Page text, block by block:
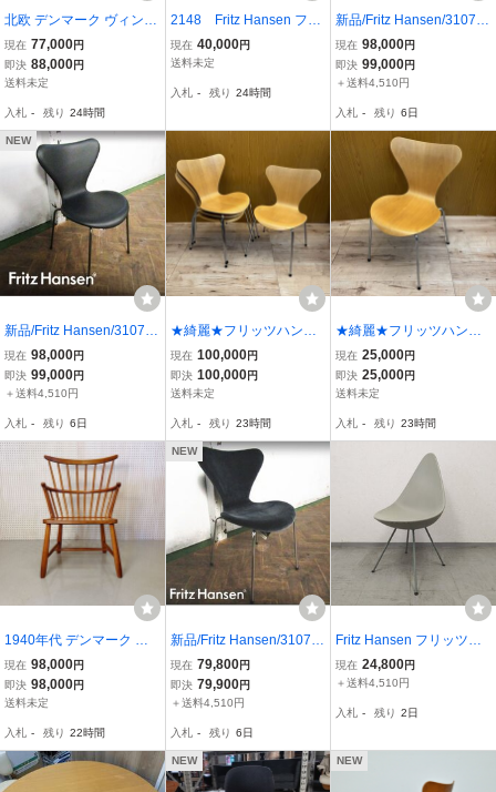
北欧 デンマーク ヴィンテ
ージ Fritz Hansen フリッ
ツハンセン アルネ ヤコブ
セン セブンチェア アーム
現在 77,000円
即決 88,000円
送料未定
入札 - 残り 24時間
2148 Fritz Hansen フリ
ッツハンセン セブンチ
ェア フロントパディン
品
現在 40,000円
送料未定
入札 - 残り 24時間
新品/Fritz Hansen/3107
セブンチェア/Full Paddin
g/エッセンシャルレザー/b
lack/本革/アルネ・ヤコブ
7.4万/st258k
現在 98,000円
即決 99,000円
＋送料4,510円
入札 - 残り 6日
NEW
新品/Fritz Hansen/3107
セブンチェア/Full Paddin
g/エッセンシャルレザー/b
lack/本革/アルネ・ヤコブ
7.4万/st260k
現在 98,000円
即決 99,000円
＋送料4,510円
入札 - 残り 6日
★綺麗★フリッツハンセ
ン★4脚セット★セブンチ
ェア★北欧★ヤコブセン
★デザイナーズ家具★Frit
(W357)
現在 100,000円
即決 100,000円
送料未定
入札 - 残り 23時間
★綺麗★フリッツハンセ
ン★1脚★セブンチェア★
北欧★ヤコブセン★デザ
イナーズ家具★Fritz Hans
現在 25,000円
即決 25,000円
送料未定
入札 - 残り 23時間
1940年代 デンマーク ヴ
ィンテージ Fritz Hansen
フリッツハンセン コムバ
ック ウィンザーチェア
ー FDBモブラー
現在 98,000円
即決 98,000円
送料未定
入札 - 残り 22時間
NEW
新品/Fritz Hansen/3107
セブンチェア/フルパディ
ング/BELFAST グレーブ
ルー/アルネ・ヤコブセン/
ア/13.3万/st277k
現在 79,800円
即決 79,900円
＋送料4,510円
入札 - 残り 6日
Fritz Hansen フリッツハ
ンセン ドロップチェア 5.
6万 ダイニングチェア ア
ングレー 北欧 デンマーク
現在 24,800円
＋送料4,510円
入札 - 残り 2日
NEW NEW